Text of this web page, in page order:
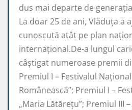
dus mai departe de
La doar 25 de ani, Vlăduța a
cunoscută atât pe plan
internaţional.De-a lungul
câştigat numeroase premii
Premiul I – Festivalul
Românească”; Premiul I –
„Maria Lătărețu”; Premiul III